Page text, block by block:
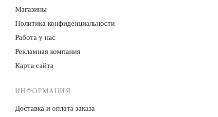
Магазины
Политика конфиденци­альности
Работа у нас
Рекламная компания
Карта сайта
ИНФОРМАЦИЯ
Доставка и оплата заказа